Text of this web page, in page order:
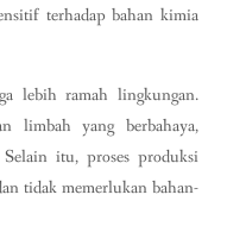
terhadap bahan kimia
lebih ramah lingkungan.
limbah yang berbahaya,
itu, proses produksi
tidak memerlukan bahan-